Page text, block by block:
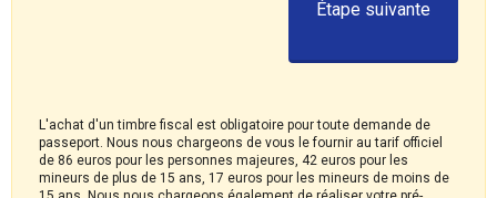
L'achat d'un timbre fiscal est obligatoire pour toute demande de
passeport. Nous nous chargeons de vous le fournir au tarif officiel
de 86 euros pour les personnes majeures, 42 euros pour les
mineurs de plus de 15 ans, 17 euros pour les mineurs de moins de